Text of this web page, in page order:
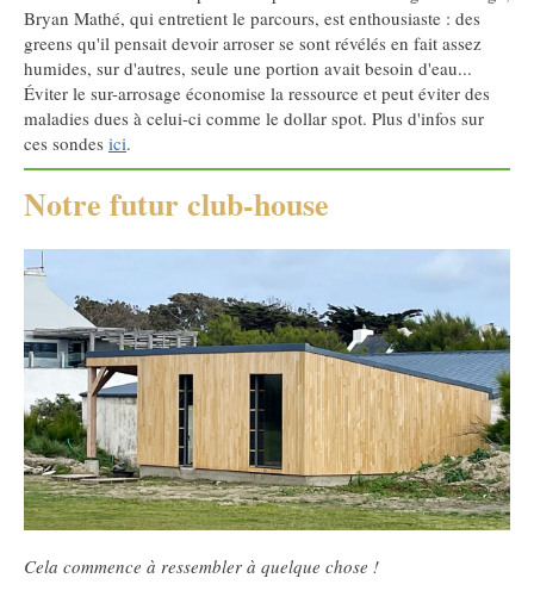
Bryan Mathé, qui entretient le parcours, est enthousiaste : des
greens qu'il pensait devoir arroser se sont révélés en fait assez
humides, sur d'autres, seule une portion avait besoin d'eau...
Éviter le sur-arrosage économise la ressource et peut éviter des
maladies dues à celui-ci comme le dollar spot. Plus d'infos sur
ces sondes ici.
Notre futur club-house
Cela commence à ressembler à quelque chose !